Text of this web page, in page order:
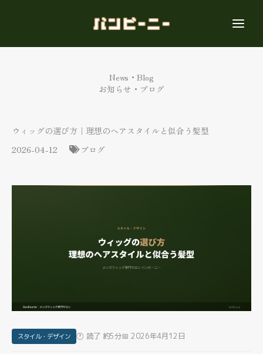
ス
News・Blog
お知らせ・ブログ
ウィッグの選び方｜理想のヘアスタイルと似合う髪型
2026-04-12
ブログ
スタイル・デザイン 🕐 読了 約5分📅 2026年4月12日